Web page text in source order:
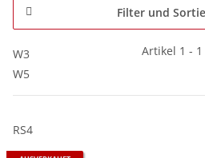
Filter und
W3
Artikel 1 - 1
W5
RS4